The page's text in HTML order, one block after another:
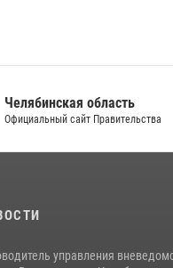
Челябинская область
Официальный сайт Правительства
управления